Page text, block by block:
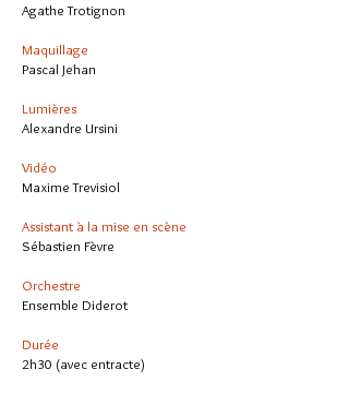
Agathe Trotignon
Maquillage
Pascal Jehan
Lumières
Alexandre Ursini
Vidéo
Maxime Trevisiol
Assistant à la mise en scène
Sébastien Fèvre
Orchestre
Ensemble Diderot
Durée
2h30 (avec entracte)